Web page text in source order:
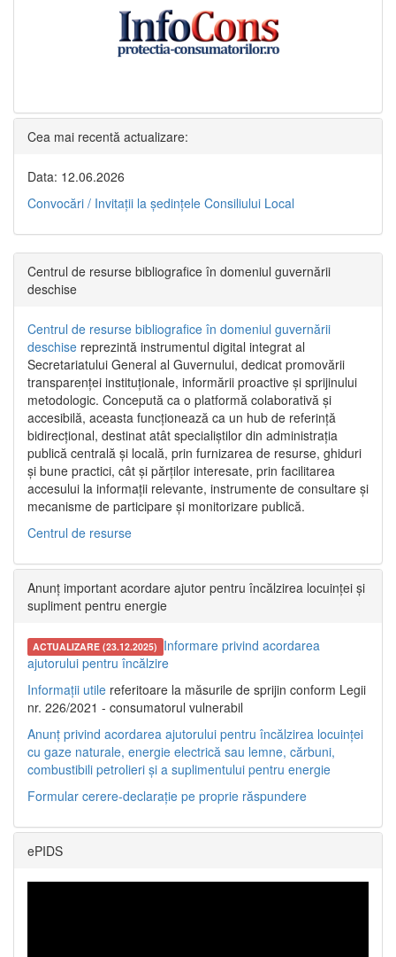
Cea mai recentă actualizare:
Data: 12.06.2026
Convocări / Invitaţii la şedinţele Consiliului Local
Centrul de resurse bibliografice în domeniul guvernării
deschise
Centrul de resurse bibliografice în domeniul guvernării
deschise reprezintă instrumentul digital integrat al
Secretariatului General al Guvernului, dedicat promovării
transparenței instituționale, informării proactive și sprijinului
metodologic. Concepută ca o platformă colaborativă și
accesibilă, aceasta funcționează ca un hub de referință
bidirecțional, destinat atât specialiștilor din administrația
publică centrală și locală, prin furnizarea de resurse, ghiduri
și bune practici, cât și părților interesate, prin facilitarea
accesului la informații relevante, instrumente de consultare și
mecanisme de participare și monitorizare publică.
Centrul de resurse
Anunț important acordare ajutor pentru încălzirea locuinței și
supliment pentru energie
ACTUALIZARE (23.12.2025) Informare privind acordarea
ajutorului pentru încălzire
Informații utile referitoare la măsurile de sprijin conform Legii
nr. 226/2021 - consumatorul vulnerabil
Anunț privind acordarea ajutorului pentru încălzirea locuinței
cu gaze naturale, energie electrică sau lemne, cărbuni,
combustibili petrolieri și a suplimentului pentru energie
Formular cerere-declarație pe proprie răspundere
ePIDS